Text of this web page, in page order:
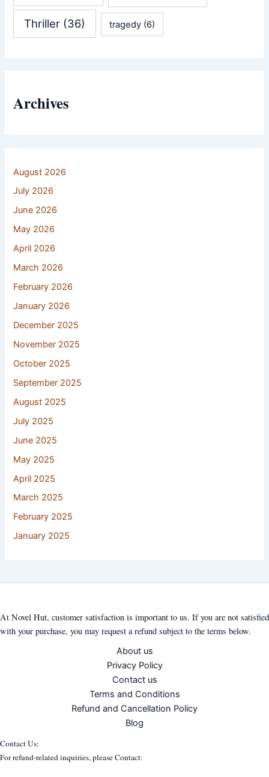
Thriller (36) tragedy(6)
Archives
August 2026
July 2026
June 2026
May 2026
April 2026
March 2026
February 2026
January 2026
December 2025
November 2025
October 2025
September 2025
August 2025
July 2025
June 2025
May 2025
April 2025
March 2025
February 2025
January 2025
At Novel Hut, customer satisfaction is important to us. If you are not satisfied
with your purchase, you may request a refund subject to the terms below.
About us
Privacy Policy
Contact us
Terms and Conditions
Refund and Cancellation Policy
Blog
Contact Us:
For refund-related inquiries, please Contact: